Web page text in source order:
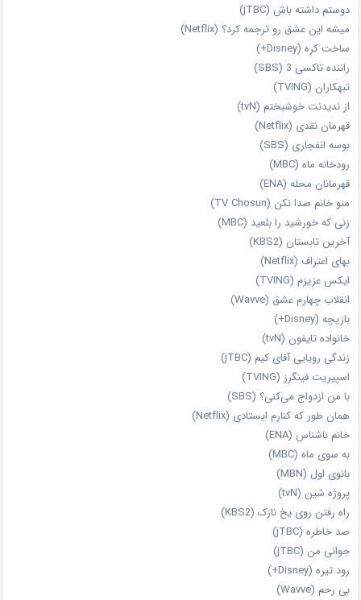
دوستم داشته باش (jTBC)
میشه این عشق رو ترجمه کرد؟ (Netflix)
ساخت کره (Disney+)
راننده تاکسی 3 (SBS)
تبهکاران (TVING)
از ندیدنت خوشبختم (tvN)
قهرمان نقدی (Netflix)
بوسه انفجاری (SBS)
رودخانه ماه (MBC)
قهرمانان محله (ENA)
منو خانم صدا نکن (TV Chosun)
زنی که خورشید را بلعید (MBC)
آخرین تابستان (KBS2)
بهای اعتراف (Netflix)
ایکس عزیزم (TVING)
انقلاب چهارم عشق (Wavve)
بازیچه (Disney+)
خانواده تایفون (tvN)
زندگی رویایی آقای کیم (jTBC)
اسپیریت فینگرز (TVING)
با من ازدواج می‌کنی؟ (SBS)
همان‌ طور که کنارم ایستادی (Netflix)
خانم ناشناس (ENA)
به سوی ماه (MBC)
بانوی اول (MBN)
پروژه شین (tvN)
راه رفتن روی یخ نازک (KBS2)
صد خاطره (jTBC)
جوانی من (jTBC)
رود تیره (Disney+)
بی‌ رحم (Wavve)